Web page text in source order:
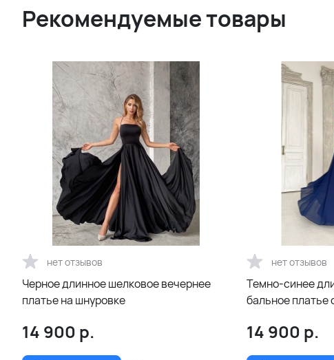
Рекомендуемые товары
нет отзывов
Черное длинное шелковое вечернее
платье на шнуровке
14 900 р.
нет отзывов
Темно-синее
бальное платье
14 900 р.